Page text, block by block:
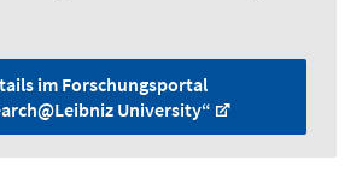
im Forschungsportal
University“